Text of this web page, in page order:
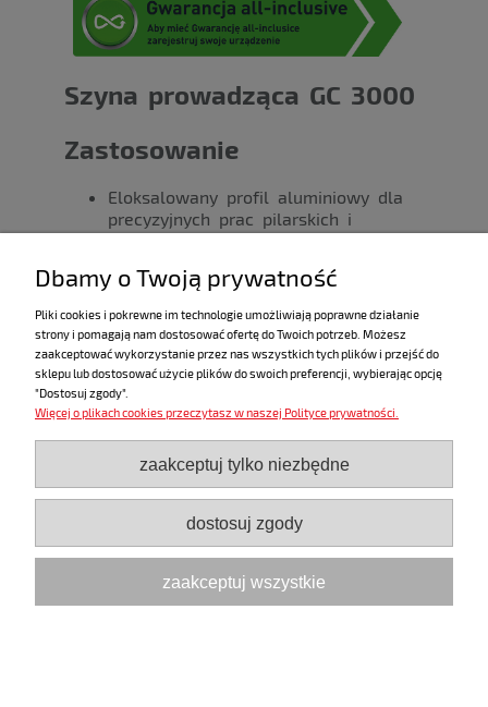
Szyna prowadząca GC 3000
Zastosowanie
Eloksalowany profil aluminiowy dla
precyzyjnych prac pilarskich i
Zastosowanie do
do HK 132, CSP 85/60, CSP 132, CSP
165, CCP 380, NRP 90
POMOC
MOJE KONTO
INFORMACJE
Dbamy o Twoją prywatność
Pliki cookies i pokrewne im technologie umożliwiają poprawne działanie
strony i pomagają nam dostosować ofertę do Twoich potrzeb. Możesz
zaakceptować wykorzystanie przez nas wszystkich tych plików i przejść do
sklepu lub dostosować użycie plików do swoich preferencji, wybierając opcję
"Dostosuj zgody".
Więcej o plikach cookies przeczytasz w naszej Polityce prywatności.
zaakceptuj tylko niezbędne
dostosuj zgody
zaakceptuj wszystkie